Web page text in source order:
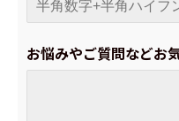
お悩みやご質問などお